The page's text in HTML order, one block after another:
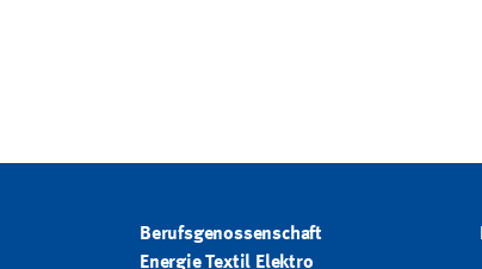
Berufsgenossenschaft
Energie Textil Elektro